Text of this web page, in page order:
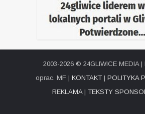
2003-2026 © 24GLIWICE MEDIA |
oprac. MF | KONTAKT| POLITYKA
REKLAMA| TEKSTY